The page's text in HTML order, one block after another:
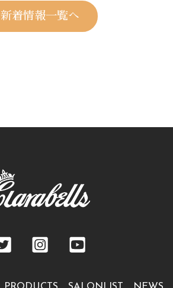
新着情報一覧へ